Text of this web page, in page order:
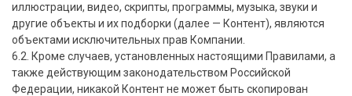
иллюстрации, видео, скрипты, программы, музыка, звуки и
другие объекты и их подборки (далее — Контент), являются
объектами исключительных прав Компании.
6.2. Кроме случаев, установленных настоящими Правилами, а
также действующим законодательством Российской
Федерации, никакой Контент не может быть скопирован